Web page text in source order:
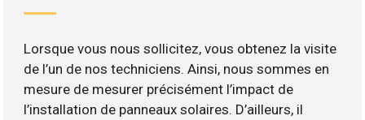
Lorsque vous nous sollicitez, vous obtenez la visite
de l’un de nos techniciens. Ainsi, nous sommes en
mesure de mesurer précisément l’impact de
l’installation de panneaux solaires. D’ailleurs, il